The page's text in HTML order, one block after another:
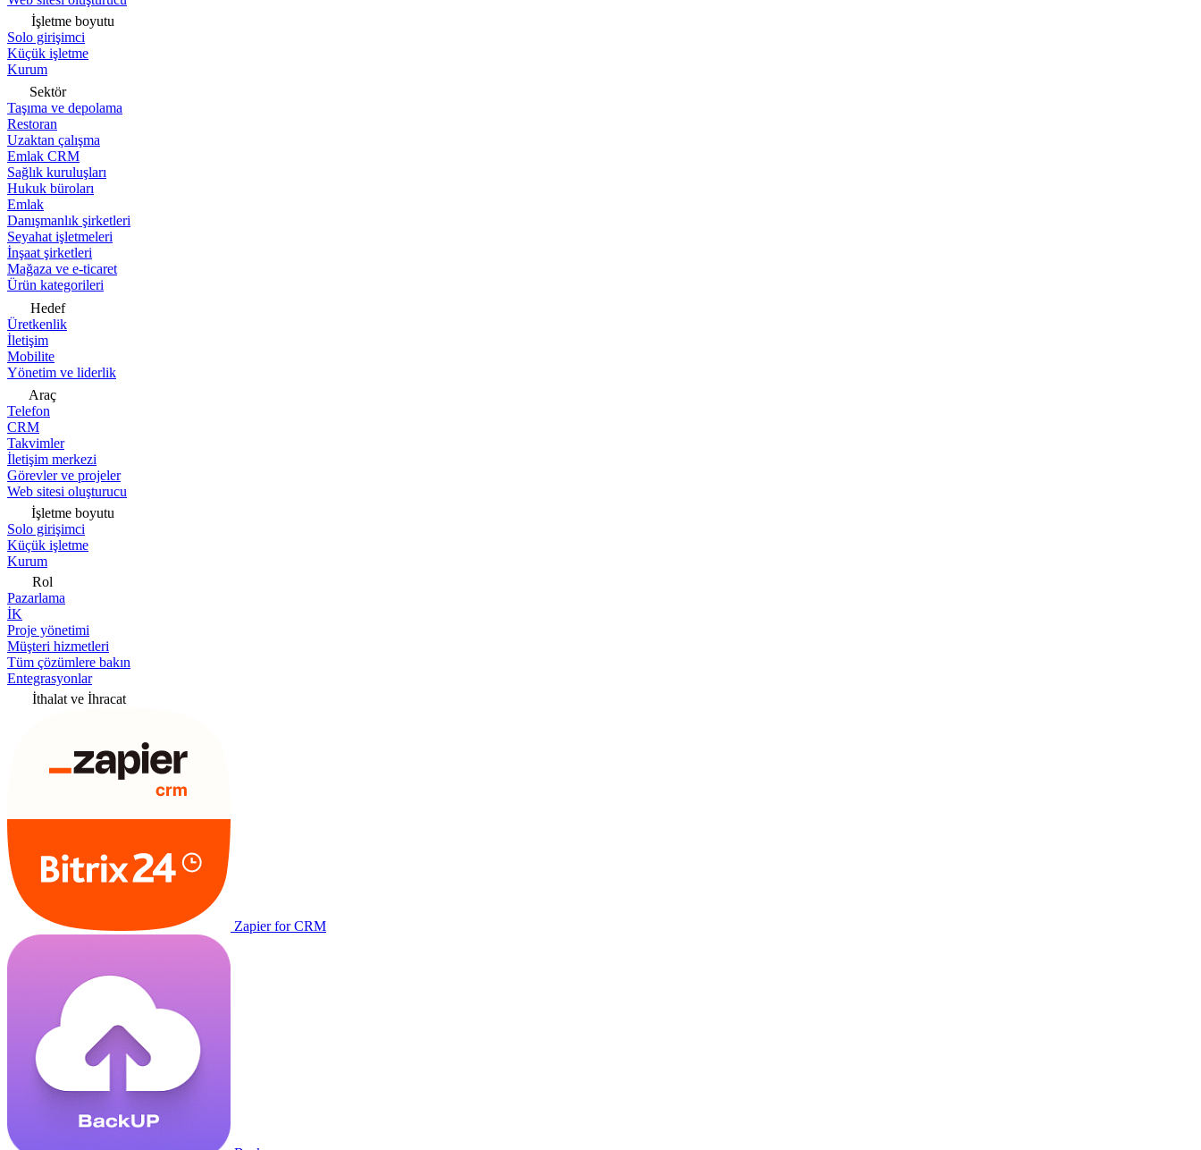
İşletme boyutu
Solo girişimci
Küçük işletme
Kurum
Sektör
Taşıma ve depolama
Restoran
Uzaktan çalışma
Emlak CRM
Sağlık kuruluşları
Hukuk büroları
Emlak
Danışmanlık şirketleri
Seyahat işletmeleri
İnşaat şirketleri
Mağaza ve e-ticaret
Ürün kategorileri
Hedef
Üretkenlik
İletişim
Mobilite
Yönetim ve liderlik
Araç
Telefon
CRM
Takvimler
İletişim merkezi
Görevler ve projeler
Web sitesi oluşturucu
İşletme boyutu
Solo girişimci
Küçük işletme
Kurum
Rol
Pazarlama
İK
Proje yönetimi
Müşteri hizmetleri
Tüm çözümlere bakın
Entegrasyonlar
İthalat ve İhracat
Zapier for CRM